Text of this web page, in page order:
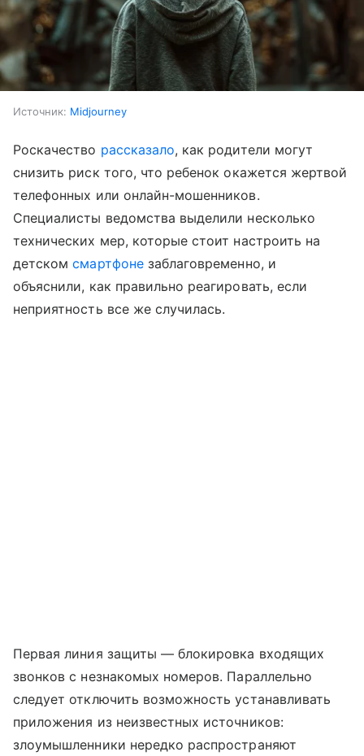
Источник: Midjourney
Роскачество рассказало, как родители могут
снизить риск того, что ребенок окажется жертвой
телефонных или онлайн-мошенников.
Специалисты ведомства выделили несколько
технических мер, которые стоит настроить на
детскомсмартфонезаблаговременно, и
объяснили, как правильно реагировать, если
неприятность все же случилась.
Первая линия защиты — блокировка входящих
звонков с незнакомых номеров. Параллельно
следует отключить возможность устанавливать
приложения из неизвестных источников:
злоумышленники нередко распространяют